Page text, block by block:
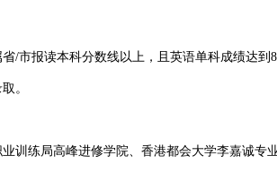
报读本科分数线以上，且英语单科成绩达到
。
练局高峰进修学院、香港都会大学李嘉诚专业